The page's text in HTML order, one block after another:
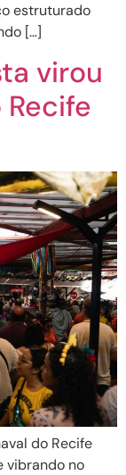
estruturado
[…]
virou
do Recife
vibrando no